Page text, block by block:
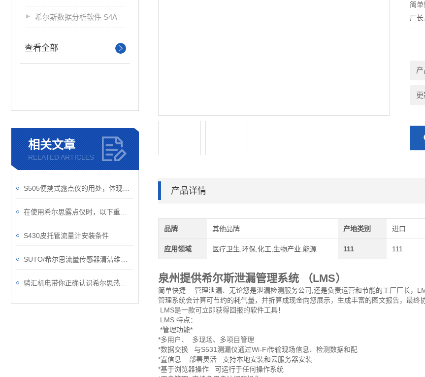
希尔斯数据分析软件 S4A
查看全部
相关文章
RELATED ARTICLES
S430皮托管流量计安装条件
简
厂
产
产品详情
品牌 其他品牌 产地类别 进口
应用领域 医疗卫生,环保,化工,生物产业,能源 111 111
泉州提供希尔斯泄漏管理系统 （LMS）
简单快捷 —管理泄漏、无论您是泄漏检测服务公司,还是负责运营和节能的工厂厂长，
管理系统会计算可节约的耗气量，并折算成现金向您展示，生成丰富的图文报告，最终
LMS是一款可立即获得回报的软件工具！
LMS 特点：
*管理功能*
*多用户、 多现场、多项目管理
*数据交换 与S531测漏仪通过Wi-Fi传输现场信息、检测数据和配
*置信息 部署灵活 支持本地安装和云服务器安装
*基于浏览器操作 可运行于任何操作系统